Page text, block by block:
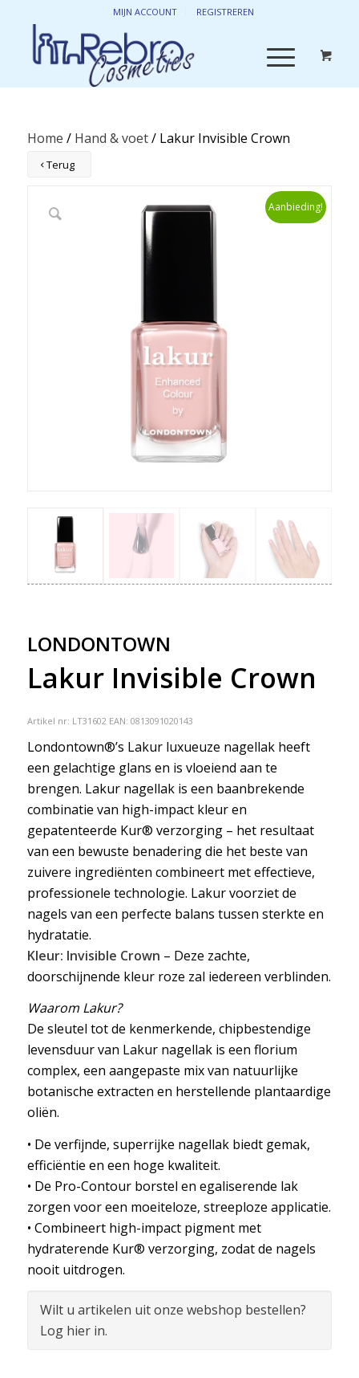
MIJN ACCOUNT REGISTREREN
Home / Hand & voet/ Lakur Invisible Crown
Terug
Aanbieding!
LONDONTOWN
Lakur Invisible Crown
Artikel nr: LT31602 EAN: 0813091020143
Londontown®’s Lakur luxueuze nagellak heeft
een gelachtige glans en is vloeiend aan te
brengen. Lakur nagellak is een baanbrekende
combinatie van high-impact kleur en
gepatenteerde Kur® verzorging – het resultaat
van een bewuste benadering die het beste van
zuivere ingrediënten combineert met effectieve,
professionele technologie. Lakur voorziet de
nagels van een perfecte balans tussen sterkte en
hydratatie.
Kleur: Invisible Crown – Deze zachte,
doorschijnende kleur roze zal iedereen verblinden.
Waarom Lakur?
De sleutel tot de kenmerkende, chipbestendige
levensduur van Lakur nagellak is een florium
complex, een aangepaste mix van natuurlijke
botanische extracten en herstellende plantaardige
oliën.
• De verfijnde, superrijke nagellak biedt gemak,
efficiëntie en een hoge kwaliteit.
• De Pro-Contour borstel en egaliserende lak
zorgen voor een moeiteloze, streeploze applicatie.
• Combineert high-impact pigment met
hydraterende Kur® verzorging, zodat de nagels
nooit uitdrogen.
Wilt u artikelen uit onze webshop bestellen?
Log hier in.